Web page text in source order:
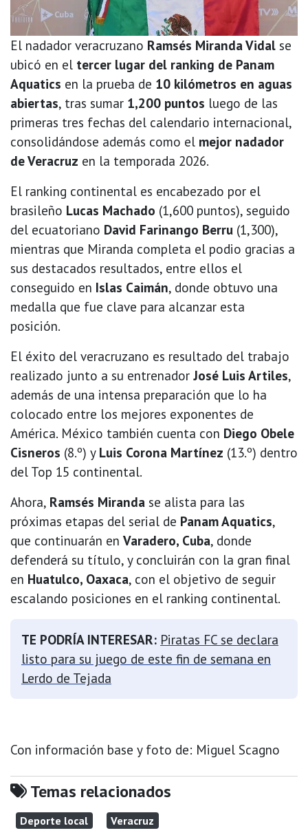
El nadador veracruzano Ramsés Miranda Vidal se
ubicó en el tercer lugar del ranking de Panam
Aquatics en la prueba de 10 kilómetros en aguas
abiertas, tras sumar 1,200 puntos luego de las
primeras tres fechas del calendario internacional,
consolidándose además como el mejor nadador
de Veracruz en la temporada 2026.
El ranking continental es encabezado por el
brasileño Lucas Machado (1,600 puntos), seguido
del ecuatoriano David Farinango Berru (1,300),
mientras que Miranda completa el podio gracias a
sus destacados resultados, entre ellos el
conseguido en Islas Caimán, donde obtuvo una
medalla que fue clave para alcanzar esta
posición.
El éxito del veracruzano es resultado del trabajo
realizado junto a su entrenador José Luis Artiles,
además de una intensa preparación que lo ha
colocado entre los mejores exponentes de
América. México también cuenta con Diego Obele
Cisneros (8.º) y Luis Corona Martínez (13.º) dentro
del Top 15 continental.
Ahora, Ramsés Miranda se alista para las
próximas etapas del serial de Panam Aquatics,
que continuarán en Varadero, Cuba, donde
defenderá su título, y concluirán con la gran final
en Huatulco, Oaxaca, con el objetivo de seguir
escalando posiciones en el ranking continental.
TE PODRÍA INTERESAR: Piratas FC se declara
listo para su juego de este fin de semana en
Lerdo de Tejada
Con información base y foto de: Miguel Scagno
Temas relacionados
Deporte local Veracruz